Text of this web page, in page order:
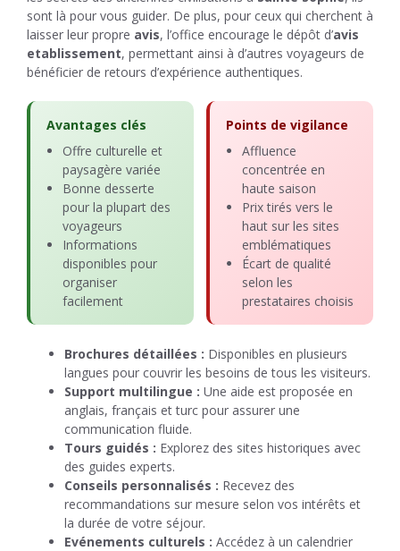
sont là pour vous guider. De plus, pour ceux qui cherchent à
laisser leur propre avis, l’office encourage le dépôt d’avis
etablissement, permettant ainsi à d’autres voyageurs de
bénéficier de retours d’expérience authentiques.
Avantages clés
Offre culturelle et
paysagère variée
Bonne desserte
pour la plupart des
voyageurs
Informations
disponibles pour
organiser
facilement
Points de vigilance
Affluence
concentrée en
haute saison
Prix tirés vers le
haut sur les sites
emblématiques
Écart de qualité
selon les
prestataires choisis
Brochures détaillées : Disponibles en plusieurs
langues pour couvrir les besoins de tous les visiteurs.
Support multilingue : Une aide est proposée en
anglais, français et turc pour assurer une
communication fluide.
Tours guidés : Explorez des sites historiques avec
des guides experts.
Conseils personnalisés : Recevez des
recommandations sur mesure selon vos intérêts et
la durée de votre séjour.
Evénements culturels : Accédez à un calendrier